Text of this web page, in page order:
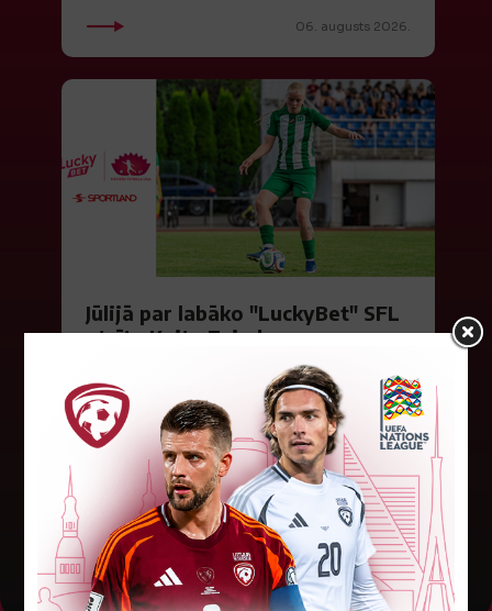
06. augusts 2026.
Jūlijā par labāko "LuckyBet" SFL
atzīta Keita Zviedre
Par "LuckyBet" Sieviešu futbola līgas jūnija
labāko spēlētāju atzīta FS "Metta" spēlētāja
Keita Zviedre. Uzvarētāja tika noskaidrota
balsojumā, kurā tika apkopotas...
06. augusts 2026.